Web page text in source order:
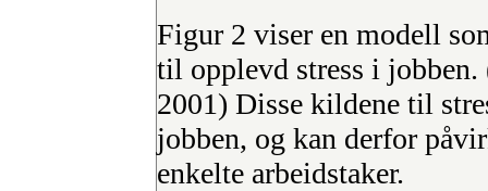
Figur 2 viser en modell
til opplevd stress i
2001) Disse kildene til
jobben, og kan derfor
enkelte arbeidstaker.